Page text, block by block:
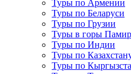
Туры по Армении
Туры по Беларуси
Туры по Грузии
Туры в горы
Туры по Индии
Туры по
Туры по